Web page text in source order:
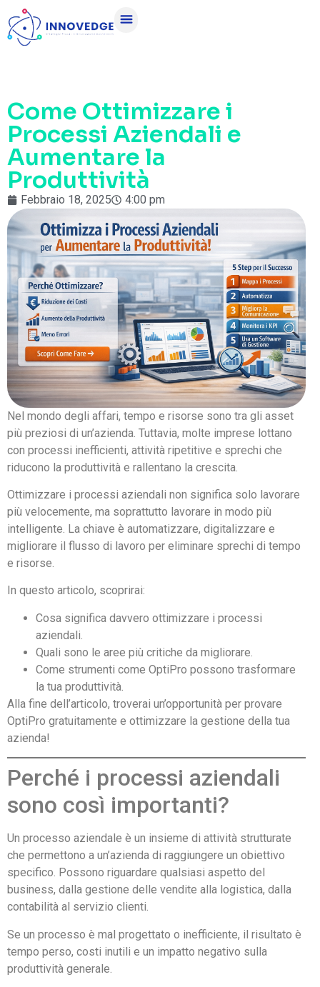
Come Ottimizzare i
Processi Aziendali e
Aumentare la
Produttività
Febbraio 18, 2025 4:00 pm
Nel mondo degli affari, tempo e risorse sono tra gli asset
più preziosi di un’azienda. Tuttavia, molte imprese lottano
con processi inefficienti, attività ripetitive e sprechi che
riducono la produttività e rallentano la crescita.
Ottimizzare i processi aziendali non significa solo lavorare
più velocemente, ma soprattutto lavorare in modo più
intelligente. La chiave è automatizzare, digitalizzare e
migliorare il flusso di lavoro per eliminare sprechi di tempo
e risorse.
In questo articolo, scoprirai:
Cosa significa davvero ottimizzare i processi
aziendali.
Quali sono le aree più critiche da migliorare.
Come strumenti come OptiPro possono trasformare
la tua produttività.
Alla fine dell’articolo, troverai un’opportunità per provare
OptiPro gratuitamente e ottimizzare la gestione della tua
azienda!
Perché i processi aziendali
sono così importanti?
Un processo aziendale è un insieme di attività strutturate
che permettono a un’azienda di raggiungere un obiettivo
specifico. Possono riguardare qualsiasi aspetto del
business, dalla gestione delle vendite alla logistica, dalla
contabilità al servizio clienti.
Se un processo è mal progettato o inefficiente, il risultato è
tempo perso, costi inutili e un impatto negativo sulla
produttività generale.